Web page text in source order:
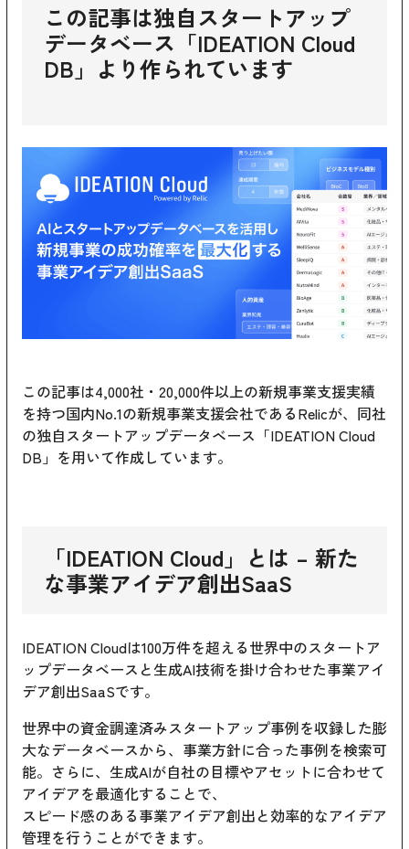
この記事は独自スタートアップ
データベース「IDEATION Cloud
DB」より作られています
この記事は4,000社・20,000件以上の新規事業支援実績
を持つ国内No.1の新規事業支援会社であるRelicが、同社
の独自スタートアップデータベース「IDEATION Cloud
DB」を用いて作成しています。
「IDEATION Cloud 」とは – 新た
な事業アイデア創出SaaS
IDEATION Cloudは100万件を超える世界中のスタートア
ップデータベースと生成AI技術を掛け合わせた事業アイ
デア創出SaaSです。
世界中の資金調達済みスタートアップ事例を収録した膨
大なデータベースから、事業方針に合った事例を検索可
能。さらに、生成AIが自社の目標やアセットに合わせて
アイデアを最適化することで、
スピード感のある事業アイデア創出と効率的なアイデア
管理を行うことができます。